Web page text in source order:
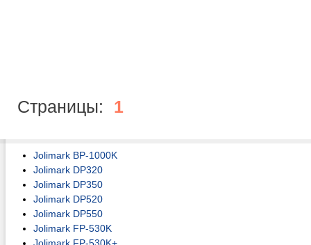
Страницы: 1
Jolimark BP-1000K
Jolimark DP320
Jolimark DP350
Jolimark DP520
Jolimark DP550
Jolimark FP-530K